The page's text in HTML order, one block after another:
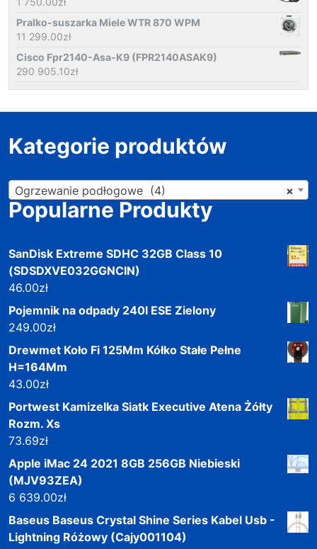
Pralko-suszarka Miele WTR 870 WPM
11 299.00zł
Cisco Fpr2140-Asa-K9 (FPR2140ASAK9)
290 905.10zł
Kategorie produktów
×
Ogrzewanie podłogowe (4)
Popularne Produkty
SanDisk Extreme SDHC 32GB Class 10
(SDSDXVE032GGNCIN)
46.00zł
Pojemnik na odpady 240l ESE Zielony
249.00zł
Drewmet Koło Fi 125Mm Kółko Stałe Pełne
H=164Mm
43.00zł
Portwest Kamizelka Siatk Executive Atena Żółty
Rozm. Xs
73.69zł
Apple iMac 24 2021 8GB 256GB Niebieski
(MJV93ZEA)
6 639.00zł
Baseus Baseus Crystal Shine Series Kabel Usb -
Lightning Różowy (Cajy001104)